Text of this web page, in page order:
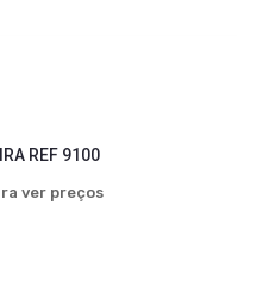
REF 9100
ver preços